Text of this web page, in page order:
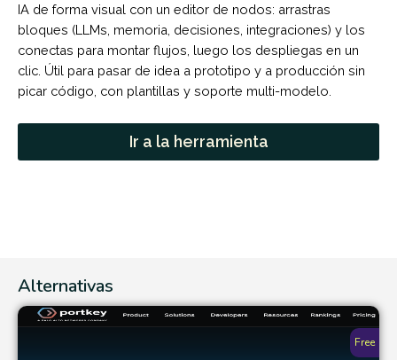
IA de forma visual con un editor de nodos: arrastras
bloques (LLMs, memoria, decisiones, integraciones) y los
conectas para montar flujos, luego los despliegas en un
clic. Útil para pasar de idea a prototipo y a producción sin
picar código, con plantillas y soporte multi-modelo.
Ir a la herramienta
Alternativas
Free